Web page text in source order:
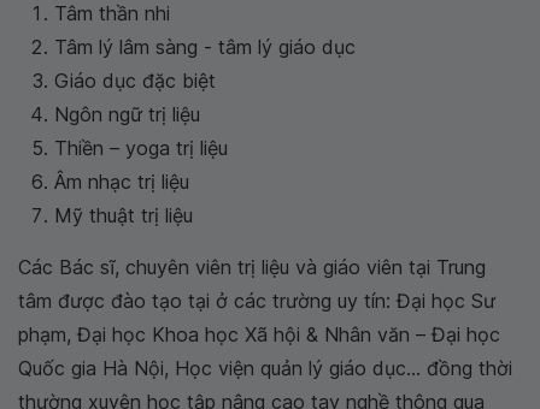
Tâm thần nhi
Tâm lý lâm sàng - tâm lý giáo dục
Giáo dục đặc biệt
Ngôn ngữ trị liệu
Thiền – yoga trị liệu
Âm nhạc trị liệu
Mỹ thuật trị liệu
Các Bác sĩ, chuyên viên trị liệu và giáo viên tại Trung
tâm được đào tạo tại ở các trường uy tín: Đại học Sư
phạm, Đại học Khoa học Xã hội & Nhân văn – Đại học
Quốc gia Hà Nội, Học viện quản lý giáo dục... đồng thời
thường xuyên học tập nâng cao tay nghề thông qua